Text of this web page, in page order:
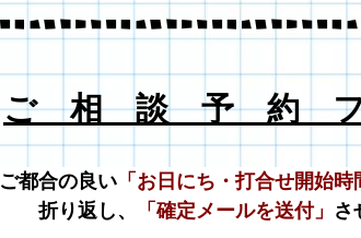
ご 相 談 予 約
ご都合の良い 「お日にち・打合せ開始時
折り返し、
「確定メールを送付」 さ